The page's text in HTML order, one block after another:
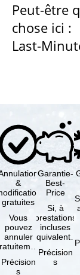
c
u
Peut-être
chose ici :
Last-
&
gratuites
Vous
pouvez
annuler
suivant
Précision
s
Garantie-
Best-
Price
Si, à
prestations
incluses
équivalentes
réserve de
disponibilités,
Précision
s